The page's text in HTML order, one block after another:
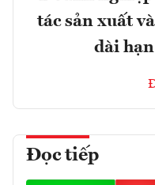
tác sản xuất
dài
Đọc tiếp